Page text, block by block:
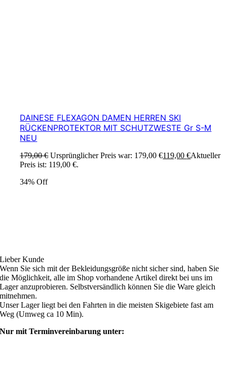
DAINESE FLEXAGON DAMEN HERREN SKI
RÜCKENPROTEKTOR MIT SCHUTZWESTE Gr S-M
NEU
179,00€ Ursprünglicher Preis war: 179,00 €119,00€Aktueller
Preis ist: 119,00 €.
34% Off
Lieber Kunde
Wenn Sie sich mit der Bekleidungsgröße nicht sicher sind, haben Sie
die Möglichkeit, alle im Shop vorhandene Artikel direkt bei uns im
Lager anzuprobieren. Selbstversändlich können Sie die Ware gleich
mitnehmen.
Unser Lager liegt bei den Fahrten in die meisten Skigebiete fast am
Weg (Umweg ca 10 Min).
Nur mit Terminvereinbarung unter: